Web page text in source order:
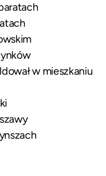
w mieszkaniu